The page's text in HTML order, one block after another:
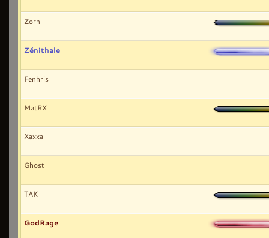
Zorn
Zénithale
Fenhris
MatRX
Xaxxa
Ghost
TAK
GodRage